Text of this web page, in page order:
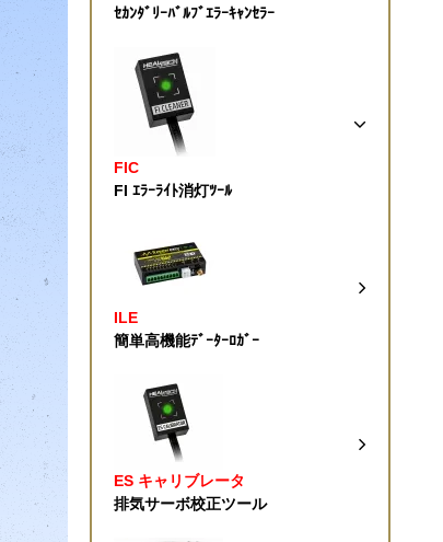
ｾｶﾝﾀﾞﾘｰﾊﾞﾙﾌﾞｴﾗｰｷｬﾝｾﾗｰ
FIC
FI ｴﾗｰﾗｲﾄ消灯ﾂｰﾙ
ILE
簡単高機能ﾃﾞｰﾀｰﾛｶﾞｰ
ES キャリブレータ
排気サーボ校正ツール